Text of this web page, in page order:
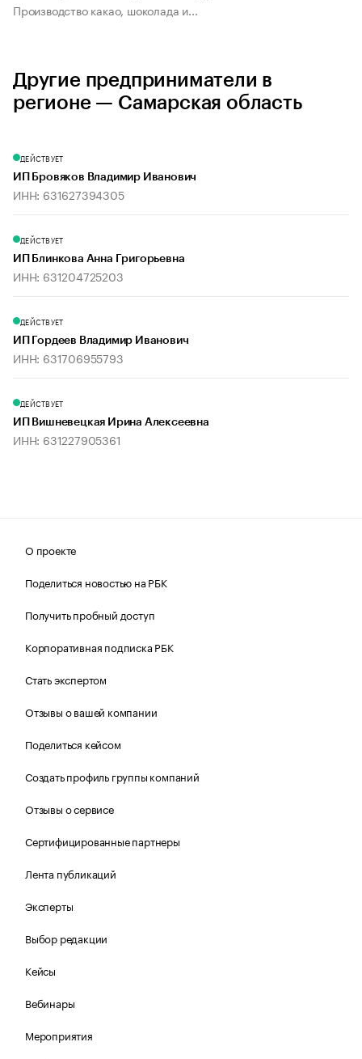
Производство какао, шоколада и...
Другие предприниматели в
регионе — Самарская область
ДЕЙСТВУЕТ
ИП Бровяков Владимир Иванович
ИНН: 631627394305
ДЕЙСТВУЕТ
ИП Блинкова Анна Григорьевна
ИНН: 631204725203
ДЕЙСТВУЕТ
ИП Гордеев Владимир Иванович
ИНН: 631706955793
ДЕЙСТВУЕТ
ИП Вишневецкая Ирина Алексеевна
ИНН: 631227905361
О проекте
Поделиться новостью на РБК
Получить пробный доступ
Корпоративная подписка РБК
Стать экспертом
Отзывы о вашей компании
Поделиться кейсом
Создать профиль группы компаний
Отзывы о сервисе
Сертифицированные партнеры
Лента публикаций
Эксперты
Выбор редакции
Кейсы
Вебинары
Мероприятия